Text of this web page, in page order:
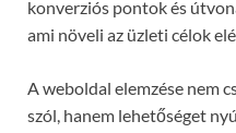
konverziós pontok és
ami növeli az üzleti célok
A weboldal elemzése nem
szól, hanem lehetőséget